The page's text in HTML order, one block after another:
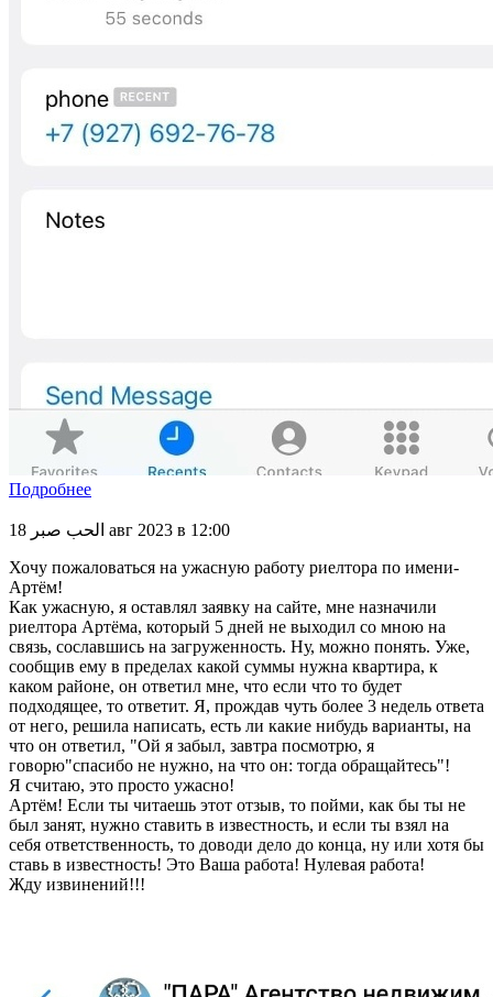
Подробнее
الحب صبر 18 авг 2023 в 12:00
Хочу пожаловаться на ужасную работу риелтора по имени-
Артём!
Как ужасную, я оставлял заявку на сайте, мне назначили
риелтора Артёма, который 5 дней не выходил со мною на
связь, сославшись на загруженность. Ну, можно понять. Уже,
сообщив ему в пределах какой суммы нужна квартира, к
каком районе, он ответил мне, что если что то будет
подходящее, то ответит. Я, прождав чуть более 3 недель ответа
от него, решила написать, есть ли какие нибудь варианты, на
что он ответил, "Ой я забыл, завтра посмотрю, я
говорю"спасибо не нужно, на что он: тогда обращайтесь"!
Я считаю, это просто ужасно!
Артём! Если ты читаешь этот отзыв, то пойми, как бы ты не
был занят, нужно ставить в известность, и если ты взял на
себя ответственность, то доводи дело до конца, ну или хотя бы
ставь в известность! Это Ваша работа! Нулевая работа!
Жду извинений!!!